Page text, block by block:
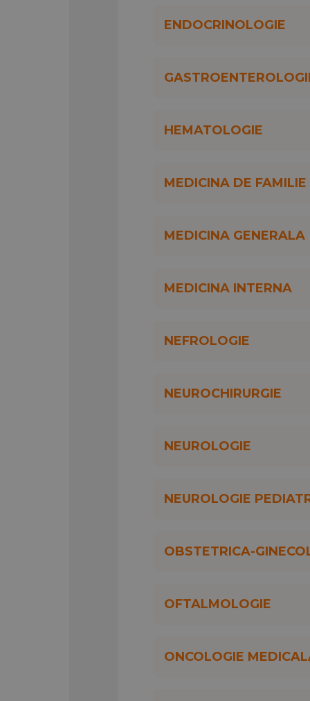
ENDOCRINOLOGIE
HEMATOLOGIE
MEDICINA DE FAMILIE
MEDICINA GENERALA
MEDICINA INTERNA
NEFROLOGIE
NEUROCHIRURGIE
NEUROLOGIE
NEUROLOGIE
OBSTETRICA-
OFTALMOLOGIE
ONCOLOGIE